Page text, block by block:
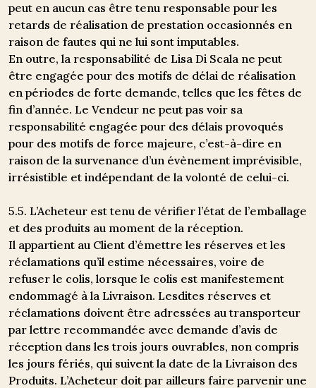
peut en aucun cas être tenu responsable pour les
retards de réalisation de prestation occasionnés en
raison de fautes qui ne lui sont imputables.
En outre, la responsabilité de Lisa Di Scala ne peut
être engagée pour des motifs de délai de réalisation
en périodes de forte demande, telles que les fêtes de
fin d’année. Le Vendeur ne peut pas voir sa
responsabilité engagée pour des délais provoqués
pour des motifs de force majeure, c’est-à-dire en
raison de la survenance d’un évènement imprévisible,
irrésistible et indépendant de la volonté de celui-ci.
5.5. L’Acheteur est tenu de vérifier l’état de l’emballage
et des produits au moment de la réception.
Il appartient au Client d’émettre les réserves et les
réclamations qu’il estime nécessaires, voire de
refuser le colis, lorsque le colis est manifestement
endommagé à la Livraison. Lesdites réserves et
réclamations doivent être adressées au transporteur
par lettre recommandée avec demande d’avis de
réception dans les trois jours ouvrables, non compris
les jours fériés, qui suivent la date de la Livraison des
Produits. L’Acheteur doit par ailleurs faire parvenir une